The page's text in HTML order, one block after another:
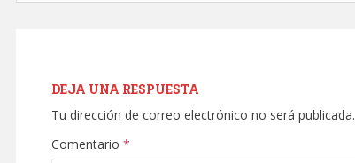
DEJA UNA RESPUESTA
Tu dirección de correo electrónico no será publicada.
Comentario *